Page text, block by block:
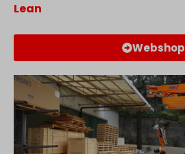
Lean
Webshop